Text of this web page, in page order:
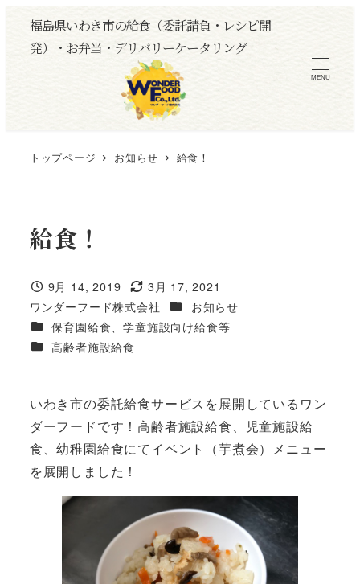
福島県いわき市の給食（委託請負・レシピ開
発）・お弁当・デリバリーケータリング
MENU
トップページ お知らせ 給食！
給食！
投稿日
9月 14, 2019
更新日
3月 17, 2021
著
者
ワンダーフード株式会社 カテゴリー
お知らせ
カテゴリー
保育園給食、学童施設向け給食等
カテゴリー
高齢者施設給食
いわき市の委託給食サービスを展開しているワン
ダーフードです！高齢者施設給食、児童施設給
食、幼稚園給食にてイベント（芋煮会）メニュー
を展開しました！